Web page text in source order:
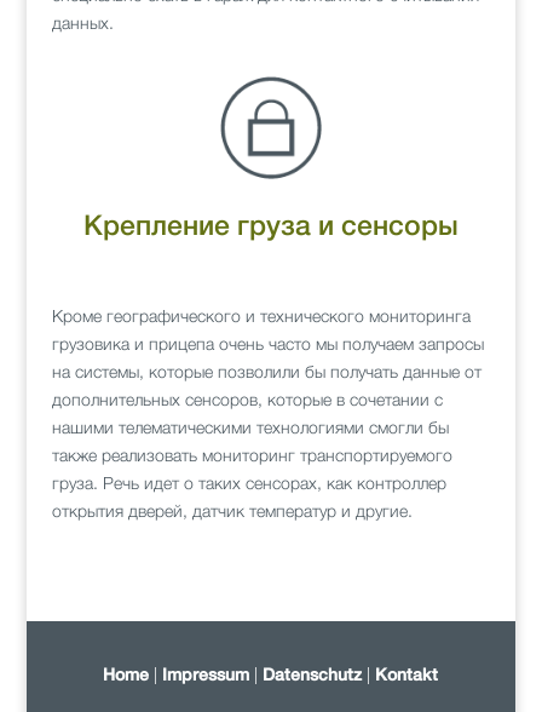
данных.
Крепление груза и сенсоры
Кроме географического и технического мониторинга
грузовика и прицепа очень часто мы получаем запросы
на системы, которые позволили бы получать данные от
дополнительных сенсоров, которые в сочетании с
нашими телематическими технологиями смогли бы
также реализовать мониторинг транспортируемого
груза. Речь идет о таких сенсорах, как контроллер
открытия дверей, датчик температур и другие.
Home | Impressum | Datenschutz| Kontakt